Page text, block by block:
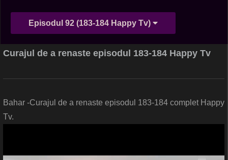
Episodul 92 (183-184 Happy Tv)
Curajul de a renaste episodul 183-184 Happy Tv
Bahar -Curajul de a renaste episodul 183-184 complet Happy
Tv.